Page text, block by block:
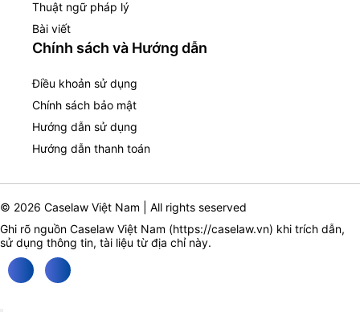
Thuật ngữ pháp lý
Bài viết
Chính sách và Hướng dẫn
Điều khoản sử dụng
Chính sách bảo mật
Hướng dẫn sử dụng
Hướng dẫn thanh toán
© 2026 Caselaw Việt Nam | All rights seserved
Ghi rõ nguồn Caselaw Việt Nam (https://caselaw.vn) khi trích dẫn,
sử dụng thông tin, tài liệu từ địa chỉ này.